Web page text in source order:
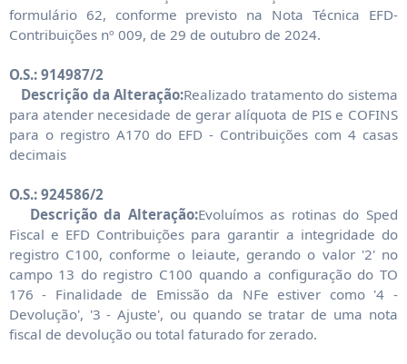
formulário 62, conforme previsto na Nota Técnica EFD-
Contribuições nº 009, de 29 de outubro de 2024.
O.S.: 914987/2
Descrição da Alteração:Realizado tratamento do sistema
para atender necesidade de gerar alíquota de PIS e COFINS
para o registro A170 do EFD - Contribuições com 4 casas
decimais
O.S.: 924586/2
Descrição da Alteração:Evoluímos as rotinas do Sped
Fiscal e EFD Contribuições para garantir a integridade do
registro C100, conforme o leiaute, gerando o valor '2' no
campo 13 do registro C100 quando a configuração do TO
176 - Finalidade de Emissão da NFe estiver como '4 -
Devolução', '3 - Ajuste', ou quando se tratar de uma nota
fiscal de devolução ou total faturado for zerado.